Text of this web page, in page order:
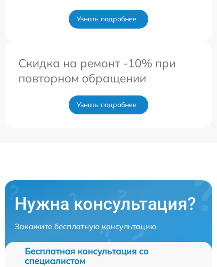
Узнать подробнее
Скидка на ремонт -10% при
повторном обращении
Узнать подробнее
Нужна консультация?
Закажите бесплатную консультацию
Бесплатная консультация со
специалистом